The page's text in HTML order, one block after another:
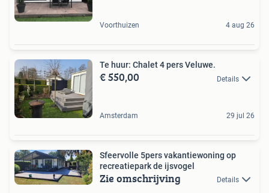
Voorthuizen 4 aug 26
Te huur: Chalet 4 pers Veluwe.
€ 550,00 Details
Amsterdam 29 jul 26
Sfeervolle 5pers vakantiewoning op
recreatiepark de ijsvogel
Zie omschrijving Details